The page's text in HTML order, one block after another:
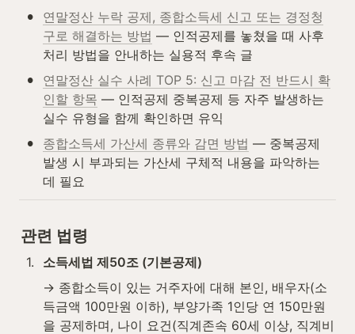
•
연말정산 누락 공제, 종합소득세 신고 또는 경정청
구로 해결하는 방법 — 인적공제를 놓쳤을 때 사후
처리 방법을 안내하는 실용적 후속 글
•
연말정산 실수 사례 TOP 5: 신고 마감 전 반드시 확
인할 항목 — 인적공제 중복공제 등 자주 발생하는
실수 유형을 함께 확인하면 유익
• 종합소득세 가산세 종류와 감면 방법 — 중복공제
발생 시 부과되는 가산세 구체적 내용을 파악하는
데 필요
관련 법령
1.
소득세법 제50조 (기본공제)
→ 종합소득이 있는 거주자에 대해 본인, 배우자(소
득금액 100만원 이하), 부양가족 1인당 연 150만원
을 공제하며, 나이 요건(직계존속 60세 이상, 직계비